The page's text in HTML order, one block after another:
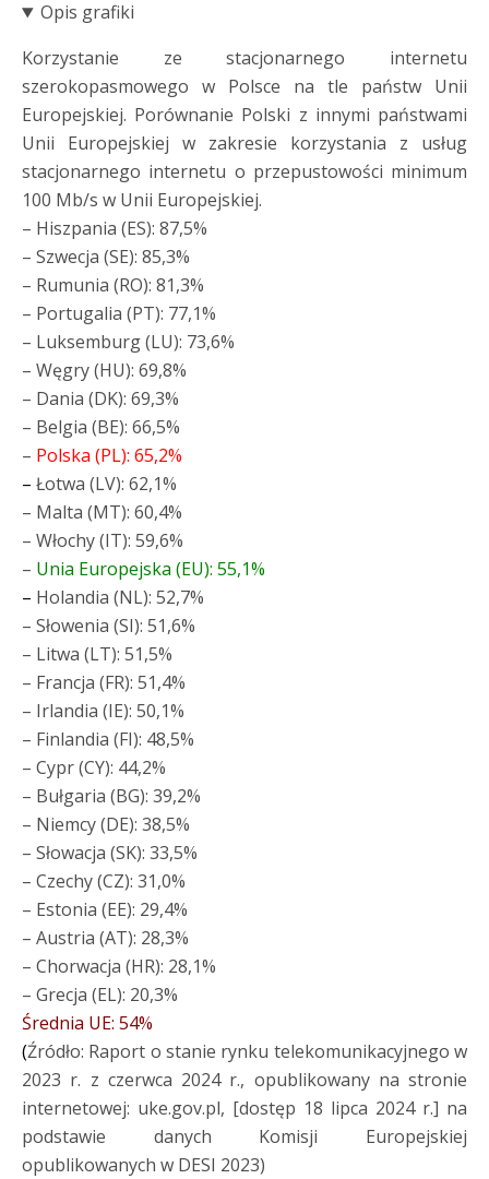
Opis grafiki
Korzystanie ze stacjonarnego internetu
szerokopasmowego w Polsce na tle państw Unii
Europejskiej. Porównanie Polski z innymi państwami
Unii Europejskiej w zakresie korzystania z usług
stacjonarnego internetu o przepustowości minimum
100 Mb/s w Unii Europejskiej.
– Hiszpania (ES): 87,5%
– Szwecja (SE): 85,3%
– Rumunia (RO): 81,3%
– Portugalia (PT): 77,1%
– Luksemburg (LU): 73,6%
– Węgry (HU): 69,8%
– Dania (DK): 69,3%
– Belgia (BE): 66,5%
– Polska (PL): 65,2%
– Łotwa (LV): 62,1%
– Malta (MT): 60,4%
– Włochy (IT): 59,6%
– Unia Europejska (EU): 55,1%
– Holandia (NL): 52,7%
– Słowenia (SI): 51,6%
– Litwa (LT): 51,5%
– Francja (FR): 51,4%
– Irlandia (IE): 50,1%
– Finlandia (FI): 48,5%
– Cypr (CY): 44,2%
– Bułgaria (BG): 39,2%
– Niemcy (DE): 38,5%
– Słowacja (SK): 33,5%
– Czechy (CZ): 31,0%
– Estonia (EE): 29,4%
– Austria (AT): 28,3%
– Chorwacja (HR): 28,1%
– Grecja (EL): 20,3%
Średnia UE: 54%
(Źródło: Raport o stanie rynku telekomunikacyjnego w
2023 r. z czerwca 2024 r., opublikowany na stronie
internetowej: uke.gov.pl, [dostęp 18 lipca 2024 r.] na
podstawie danych Komisji Europejskiej
opublikowanych w DESI 2023)